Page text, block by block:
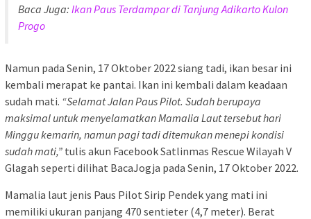
Baca Juga: Ikan Paus Terdampar di Tanjung Adikarto Kulon
Progo
Namun pada Senin, 17 Oktober 2022 siang tadi, ikan besar ini
kembali merapat ke pantai. Ikan ini kembali dalam keadaan
sudah mati. “Selamat Jalan Paus Pilot. Sudah berupaya
maksimal untuk menyelamatkan Mamalia Laut tersebut hari
Minggu kemarin, namun pagi tadi ditemukan menepi kondisi
sudah mati,” tulis akun Facebook Satlinmas Rescue Wilayah V
Glagah seperti dilihat BacaJogja pada Senin, 17 Oktober 2022.
Mamalia laut jenis Paus Pilot Sirip Pendek yang mati ini
memiliki ukuran panjang 470 sentieter (4,7 meter). Berat